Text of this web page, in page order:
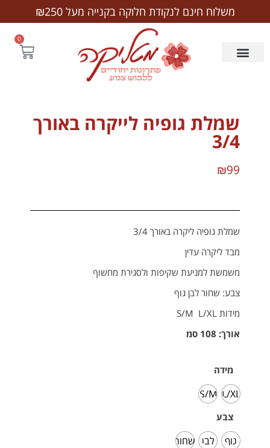
משלוח חינם לנקודת חלוקה בקנייה מעל ₪250
0
שמלת גופיה לייקרה באורך
3/4
₪99
שמלת גופיה ליקרה באורך 3/4
מבד ליקרה עדין
משמשת למניעת שקיפות ולסגירת מחשוף
צבע: שחור לבן גוף
מידות S/M L/XL
אורך: 108 סמ
מידה
L/XL
S/M
צבע
גוף לבן שחור